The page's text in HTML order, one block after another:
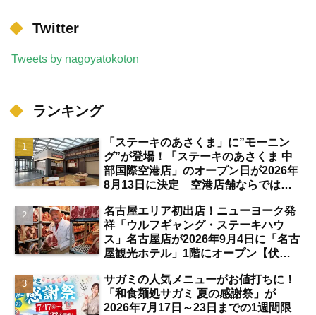
Twitter
Tweets by nagoyatokoton
ランキング
「ステーキのあさくま」に”モーニン
グ”が登場！「ステーキのあさくま 中
部国際空港店」のオープン日が2026年
8月13日に決定 空港店舗ならではの
名古屋エリア初出店！ニューヨーク発
祥「ウルフギャング・ステーキハウ
ス」名古屋店が2026年9月4日に「名古
屋観光ホテル」1階にオープン【伏
サガミの人気メニューがお値打ちに！
「和食麺処サガミ 夏の感謝祭」が
2026年7月17日～23日までの1週間限